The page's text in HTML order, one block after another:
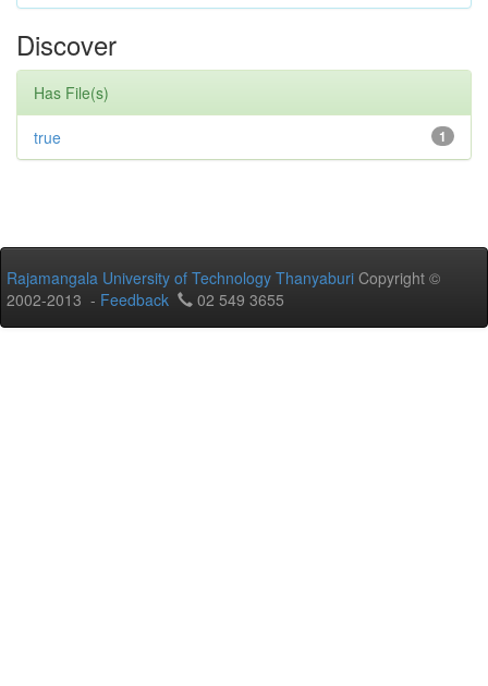
Discover
Has File(s)
1
true
Rajamangala University of Technology Thanyaburi Copyright ©
2002-2013 - Feedback 02 549 3655